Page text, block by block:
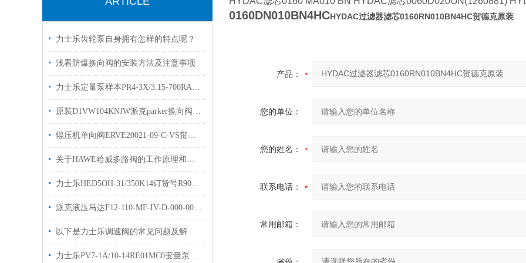
力士乐齿轮泵自身拥有怎样的特点呢？
浅看防爆换向阀的安装方法及注意事项
力士乐定量泵样本PR4-3X/3.15-700RA技术参数优势出售
原装D1VW104KNJW派克parker换向阀优势出售选购
辊压机单向阀ERVE20021-09-C-VS贺德克原装库存
关于HAWE哈威多路阀的工作原理和作用的几个知识点总结
力士乐HED5OH-31/350K14订货号R9011826323
派克液压马达F12-110-MF-IV-D-000-0000-P0
以下是力士乐调速阀的常见问题及解决方法
力士乐PV7-1A/10-14RE01MC0变量泵有库存选购
0160DN010BN4HCHYDAC过滤器滤芯0160RN010BN4HC贺德克原装
产品：
您的单位：
您的姓名：
联系电话：
常用邮箱：